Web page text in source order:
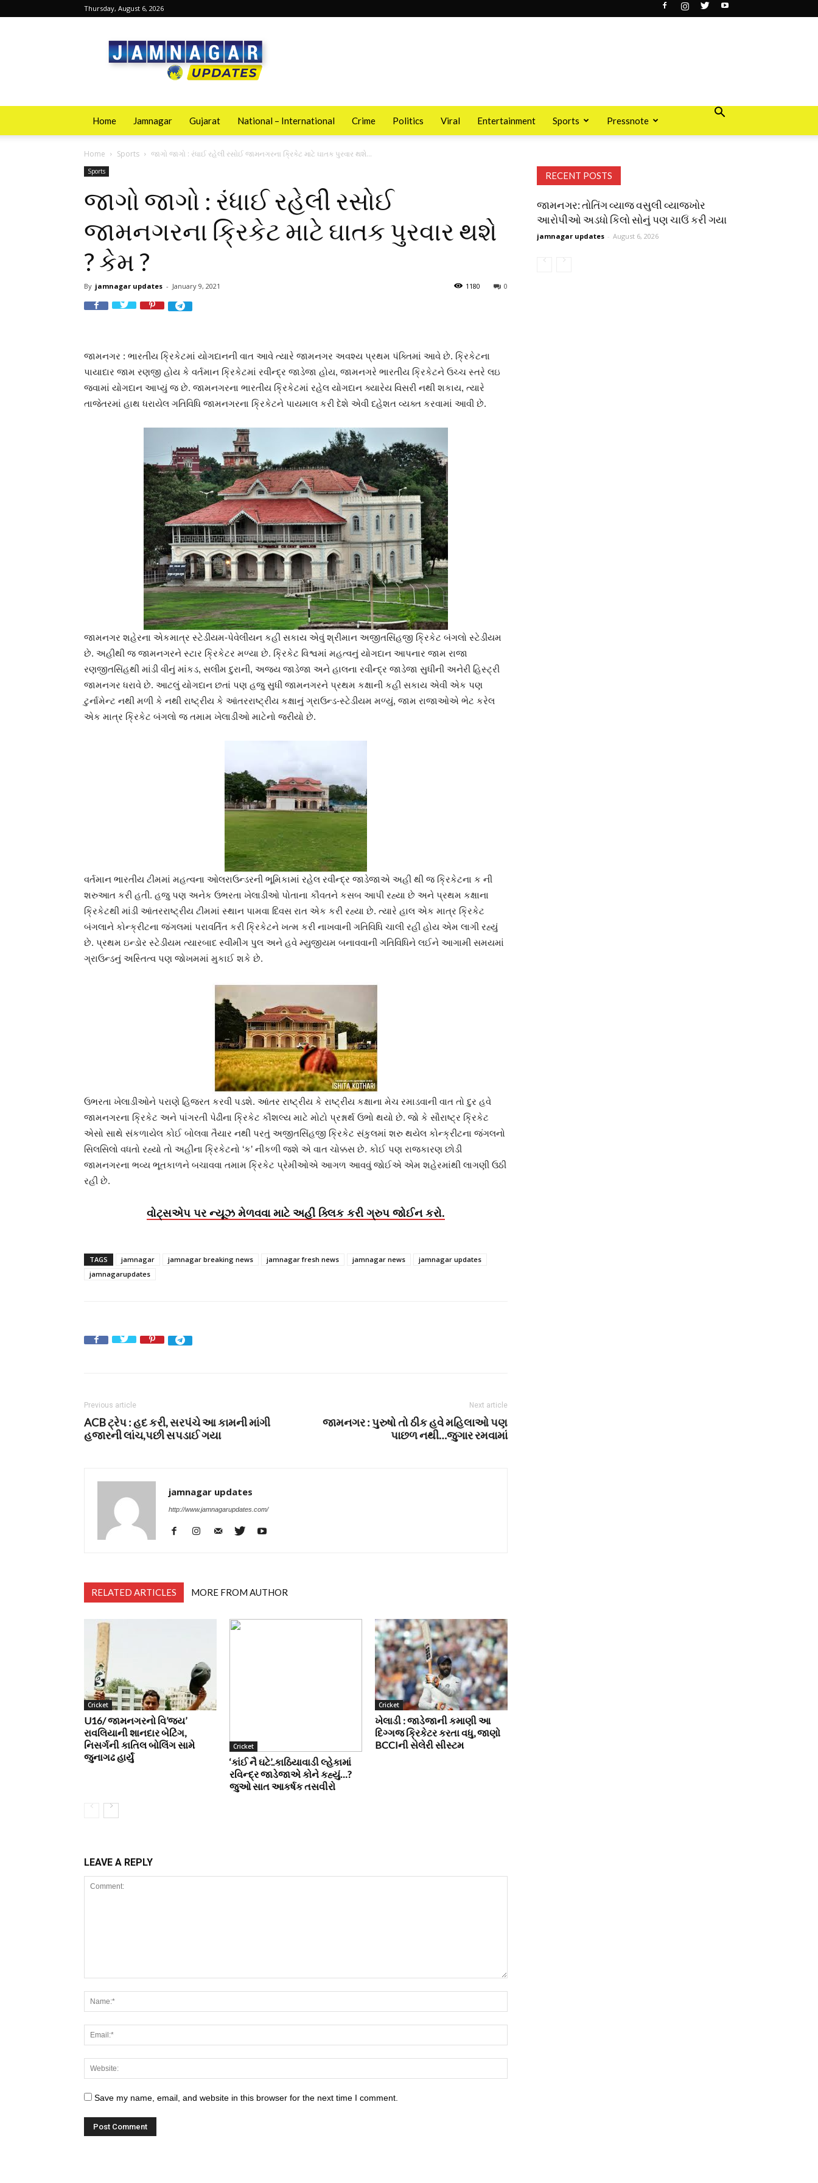
Thursday, August 6, 2026
Jamnagarupdates
Home Jamnagar Gujarat National – International Crime Politics Viral Entertainment Sports Pressnote
Home Sports જાગો જાગો : રંધાઈ રહેલી રસોઈ જામનગરના ક્રિકેટ માટે ઘાતક પુરવાર થશે...
Sports
જાગો જાગો : રંધાઈ રહેલી રસોઈ
જામનગરના ક્રિકેટ માટે ઘાતક પુરવાર થશે
? કેમ ?
By jamnagar updates - January 9, 2021 0
1180
જામનગર : ભારતીય ક્રિકેટમાં યોગદાનની વાત આવે ત્યારે જામનગર અવશ્ય પ્રથમ પંક્તિમાં આવે છે. ક્રિકેટના
પાયાદાર જામ રણજી હોય કે વર્તમાન ક્રિકેટમાં રવીન્દ્ર જાડેજા હોય, જામનગરે ભારતીય ક્રિકેટને ઉચ્ચ સ્તરે લઇ
જવામાં યોગદાન આપ્યું જ છે. જામનગરના ભારતીય ક્રિકેટમાં રહેલ યોગદાન ક્યારેય વિસરી નથી શકાય, ત્યારે
તાજેતરમાં હાથ ધરાયેલ ગતિવિધિ જામનગરના ક્રિકેટને પાયમાલ કરી દેશે એવી દહેશત વ્યક્ત કરવામાં આવી છે.
જામનગર શહેરના એકમાત્ર સ્ટેડીયમ-પેવેલીયન કહી સકાય એવું શ્રીમાન અજીતસિંહજી ક્રિકેટ બંગલો સ્ટેડીયમ
છે. અહીથી જ જામનગરને સ્ટાર ક્રિકેટર મળ્યા છે. ક્રિકેટ વિશ્વમાં મહત્વનું યોગદાન આપનાર જામ રાજા
રણજીતસિંહથી માંડી વીનું માંકડ, સલીમ દુરાની, અજય જાડેજા અને હાલના રવીન્દ્ર જાડેજા સુધીની અનેરી હિસ્ટ્રી
જામનગર ધરાવે છે. આટલું યોગદાન છતાં પણ હજુ સુધી જામનગરને પ્રથમ કક્ષાની કહી સકાય એવી એક પણ
ટુર્નામેન્ટ નથી મળી કે નથી રાષ્ટ્રીય કે આંતરરાષ્ટ્રીય કક્ષાનું ગ્રાઉન્ડ-સ્ટેડીયમ મળ્યું, જામ રાજાઓએ ભેટ કરેલ
એક માત્ર ક્રિકેટ બંગલો જ તમામ ખેલાડીઓ માટેનો જરીયો છે.
વર્તમાન ભારતીય ટીમમાં મહત્વના ઓલરાઉન્ડરની ભૂમિકામાં રહેલ રવીન્દ્ર જાડેજાએ અહી થી જ ક્રિકેટના ક ની
શરુઆત કરી હતી. હજુ પણ અનેક ઉભરતા ખેલાડીઓ પોતાના કૌવતને કસબ આપી રહ્યા છે અને પ્રથમ કક્ષાના
ક્રિકેટથી માંડી આંતરરાષ્ટ્રીય ટીમમાં સ્થાન પામવા દિવસ રાત એક કરી રહ્યા છે. ત્યારે હાલ એક માત્ર ક્રિકેટ
બંગલાને કોન્ક્રીટના જંગલમાં પરાવર્તિત કરી ક્રિકેટને ખત્મ કરી નાખવાની ગતિવિધિ ચાલી રહી હોય એમ લાગી રહ્યું
છે. પ્રથમ ઇન્ડોર સ્ટેડીયમ ત્યારબાદ સ્વીમીંગ પુલ અને હવે મ્યુજીયમ બનાવવાની ગતિવિધિને લઈને આગામી સમયમાં
ગ્રાઉન્ડનું અસ્તિત્વ પણ જોખમમાં મુકાઈ શકે છે.
ઉભરતા ખેલાડીઓને પરાણે હિજરત કરવી પડશે. આંતર રાષ્ટ્રીય કે રાષ્ટ્રીય કક્ષાના મેચ રમાડવાની વાત તો દુર હવે
જામનગરના ક્રિકેટ અને પાંગરતી પેઢીના ક્રિકેટ કૌશલ્ય માટે મોટો પ્રશ્નાર્થ ઉભો થયો છે. જો કે સૌરાષ્ટ્ર ક્રિકેટ
એસો સાથે સંકળાયેલ કોઈ બોલવા તૈયાર નથી પરતું અજીતસિંહજી ક્રિકેટ સંકુલમાં શરુ થયેલ કોન્ક્રીટના જંગલનો
સિલસિલો વધતો રહ્યો તો અહીના ક્રિકેટનો ‘ક’ નીકળી જશે એ વાત ચોક્કસ છે. કોઈ પણ રાજકારણ છોડી
જામનગરના ભવ્ય ભૂતકાળને બચાવવા તમામ ક્રિકેટ પ્રેમીઓએ આગળ આવવું જોઈએ એમ શહેરમાંથી લાગણી ઉઠી
રહી છે.
વોટ્સએપ પર ન્યૂઝ મેળવવા માટે અહીં ક્લિક કરી ગ્રુપ જોઈન કરો.
TAGS jamnagar jamnagar breaking news jamnagar fresh news jamnagar news
jamnagar updates
jamnagarupdates
Previous article
ACB ટ્રેપ : હદ કરી, સરપંચે આ કામની માંગી
હજારની લાંચ,પછી સપડાઈ ગયા
Next article
જામનગર : પુરુષો તો ઠીક હવે મહિલાઓ પણ
પાછળ નથી…જુગાર રમવામાં
jamnagar updates
http://www.jamnagarupdates.com/
RELATED ARTICLES MORE FROM AUTHOR
Cricket
U16/ જામનગરનો વિ’જય’
રાવલિયાની શાનદાર બેટિંગ,
નિસર્ગની કાતિલ બોલિંગ સામે
જુનાગઢ હાર્યું
Cricket
‘કાંઈ નૈ ઘટે’..કાઠિયાવાડી લ્હેકામાં
રવિન્દ્ર જાડેજાએ કોને કહ્યું…?
જુઓ સાત આકર્ષક તસવીરો
Cricket
ખેલાડી : જાડેજાની કમાણી આ
દિગ્ગજ ક્રિકેટર કરતા વધુ, જાણો
BCCIની સેલેરી સીસ્ટમ
LEAVE A REPLY
Save my name, email, and website in this browser for the next time I comment.
RECENT POSTS
જામનગર: તોતિંગ વ્યાજ વસુલી વ્યાજખોર
આરોપીઓ અડધો કિલો સોનું પણ ચાઉં કરી ગયા
jamnagar updates - August 6, 2026